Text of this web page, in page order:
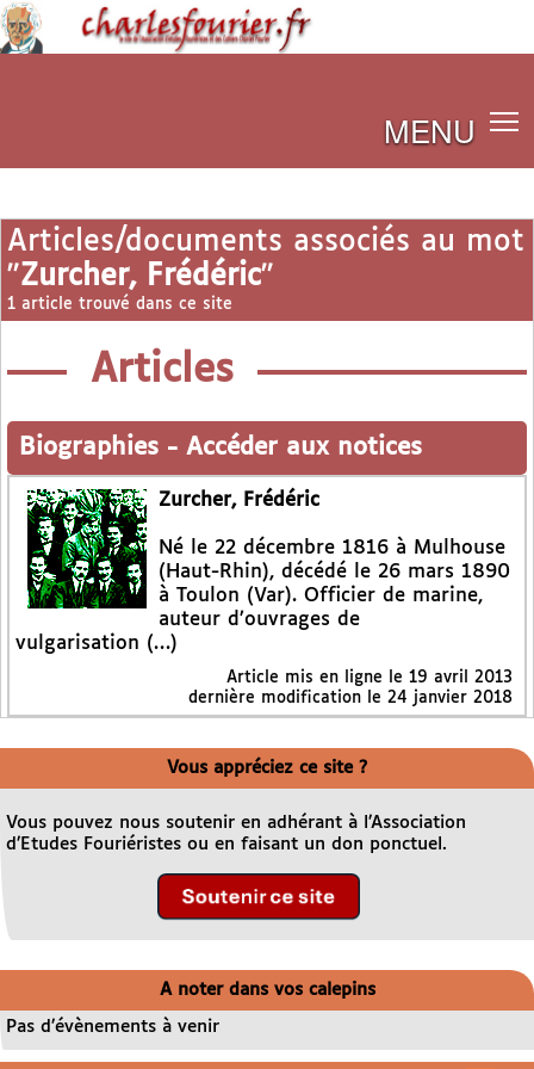
MENU
Articles/documents associés au mot
"Zurcher, Frédéric"
1 article trouvé dans ce site
Articles
Biographies - Accéder aux notices
Zurcher, Frédéric
Né le 22 décembre 1816 à Mulhouse
(Haut-Rhin), décédé le 26 mars 1890
à Toulon (Var). Officier de marine,
auteur d’ouvrages de
vulgarisation (…)
Article mis en ligne le 19 avril 2013
dernière modification le 24 janvier 2018
Vous appréciez ce site ?
Vous pouvez nous soutenir en adhérant à l’Association
d’Etudes Fouriéristes ou en faisant un don ponctuel.
A noter dans vos calepins
Pas d’évènements à venir